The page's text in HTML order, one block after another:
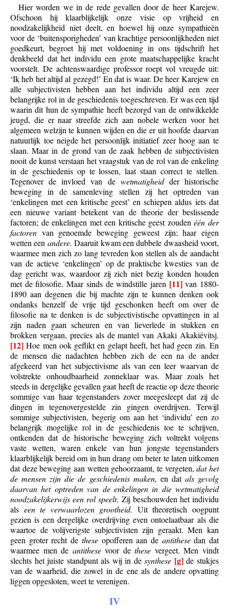
Hier worden we in de rede gevallen door de heer Karejew.
Ofschoon hij klaarblijkelijk onze visie op vrijheid en
noodzakelijkheid niet deelt, en hoewel hij onze sympathieën
voor de ‘buitensporigheden’ van krachtige persoonlijkheden niet
goedkeurt, begroet hij met voldoening in ons tijdschrift het
denkbeeld dat het individu een grote maatschappelijke kracht
voorstelt. De achtenswaardige professor roept vol vreugde uit:
‘Ik heb het altijd al gezegd!’ En dat is waar. De heer Karejew en
alle subjectivisten hebben aan het individu altijd een zeer
belangrijke rol in de geschiedenis toegeschreven. Er was een tijd
waarin dit hun de sympathie heeft bezorgd van de ontwikkelde
jeugd, die er naar streefde zich aan nobele werken voor het
algemeen welzijn te kunnen wijden en die er uit hoofde daarvan
natuurlijk toe neigde het persoonlijk initiatief zeer hoog aan te
slaan. Maar in de grond van de zaak hebben de subjectivisten
nooit de kunst verstaan het vraagstuk van de rol van de enkeling
in de geschiedenis op te lossen, laat staan correct te stellen.
Tegenover de invloed van de wetmatigheidder historische
beweging in de samenleving stellen zij het optreden van
‘enkelingen met een kritische geest’ en schiepen aldus iets dat
een nieuwe variant betekent van de theorie der beslissende
factoren; de enkelingen met een kritische geest zoudenéén der
factoren van genoemde beweging geweest zijn; haar eigen
wetten een andere. Daaruit kwam een dubbele dwaasheid voort,
waarmee men zich zo lang tevreden kon stellen als de aandacht
van de actieve ‘enkelingen’ op de praktische kwesties van de
dag gericht was, waardoor zij zich niet bezig konden houden
met de filosofie. Maar sinds de windstille jaren [11]van 1880-
1890 aan degenen die bij machte zijn te kunnen denken ook
ondanks henzelf de vrije tijd geschonken heeft om over de
filosofie na te denken is de subjectivistische opvattingen in al
zijn naden gaan scheuren en van lieverlede in stukken en
brokken vergaan, precies als de mantel van Akaki Akakiëvitsj.
[12] Hoe men ook geflikt en gelapt heeft, het had geen zin. En
de mensen die nadachten hebben zich de een na de ander
afgekeerd van het subjectivisme als van een leer waarvan de
volstrekte onhoudbaarheid zonneklaar was. Maar zoals het
steeds in dergelijke gevallen gaat heeft de reactie op deze theorie
sommige van haar tegenstanders zover meegesleept dat zij de
dingen in tegenovergestelde zin gingen overdrijven. Terwijl
sommige subjectivisten, begerig om aan het ‘individu’ een zo
belangrijk mogelijke rol in de geschiedenis toe te schrijven,
ontkenden dat de historische beweging zich voltrekt volgens
vaste wetten, waren enkele van hun jongste tegenstanders
klaarblijkelijk bereid om in hun drang om beter te laten uitkomen
dat deze beweging aan wetten gehoorzaamt, te vergeten,dat het
de mensen zijn die de geschiedenis maken, en dat als gevolg
daarvan het optreden van de enkelingen in die wetmatigheid
noodzakelijkerwijs een rol speelt. Zij beschouwden het individu
als een te verwaarlozen grootheid. Uit theoretisch oogpunt
gezien is een dergelijke overdrijving even ontoelaatbaar als die
waartoe de volijverigste subjectivisten zijn geraakt. Men kan
geen groter recht de theseopofferen aan de antithesedan dat
waarmee men de antithesevoor dethese vergeet. Men vindt
slechts het juiste standpunt als wij in desynthese [g]de stukjes
van de waarheid, die zowel in de ene als de andere opvatting
liggen opgesloten, weet te verenigen.
IV